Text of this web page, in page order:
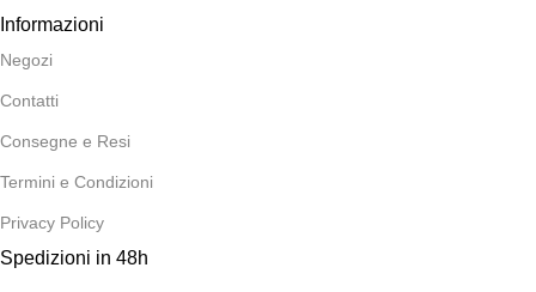
Informazioni
Negozi
Contatti
Consegne e Resi
Termini e Condizioni
Privacy Policy
Spedizioni in 48h